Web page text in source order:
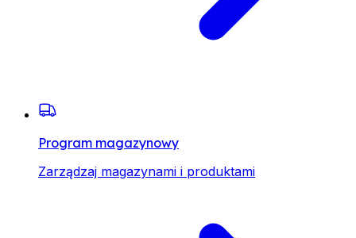
Program magazynowy
Zarządzaj magazynami i produktami